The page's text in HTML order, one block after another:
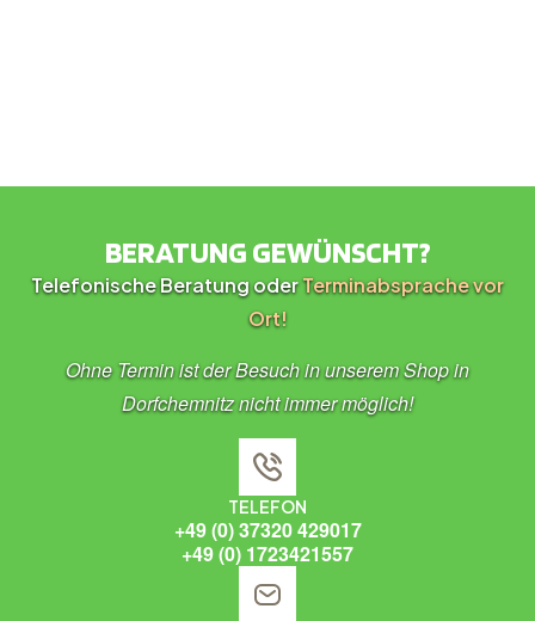
BERATUNG GEWÜNSCHT?
Telefonische Beratung oderTerminabsprache vor
Ort!
Ohne Termin ist der Besuch in unserem Shop in
Dorfchemnitz nicht immer möglich!
TELEFON
+49 (0) 37320 429017
+49 (0) 1723421557